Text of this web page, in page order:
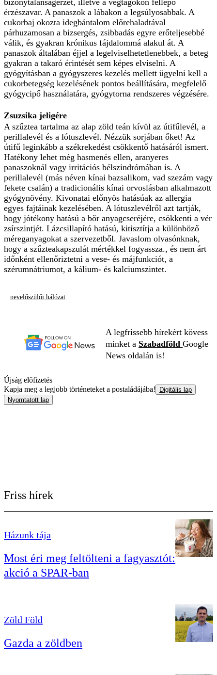
érzészavar. A panaszok a lábakon a legsúlyosabbak. A
cukorbaj okozta idegbántalom előrehaladtával
párhuzamosan a bizsergés, zsibbadás egyre erőteljesebbé
válik, és gyakran krónikus fájdalommá alakul át. A
panaszok általában éjjel a legelviselhetetlenebbek, a beteg
gyakran a takaró érintését sem képes elviselni. A
gyógyításban a gyógyszeres kezelés mellett ügyelni kell a
cukorbetegség kezelésének pontos beállítására, megfelelő
gyógycipő használatára, gyógytorna rendszeres végzésére.
Zsuzsika jeligére
A szűztea tartalma az alap zöld teán kívül az útifűlevél, a
perillalevél és a lótuszlevél. Nézzük sorjában őket! Az
útifű leginkább a székrekedést csökkentő hatásáról ismert.
Hatékony lehet még hasmenés ellen, aranyeres
panaszoknál vagy irritációs bélszindrómában is. A
perillalevél (más néven kínai bazsalikom, vad szezám vagy
fekete csalán) a tradicionális kínai orvoslásban alkalmazott
gyógynövény. Kivonatai előnyös hatásúak az allergia
egyes fajtáinak kezelésében. A lótuszlevélről azt tartják,
hogy jótékony hatású a bőr anyagcseréjére, csökkenti a vér
zsírszintjét. Lázcsillapító hatású, kitisztítja a különböző
méreganyagokat a szervezetből. Javaslom olvasónknak,
hogy a szűzteakapszulát mértékkel fogyassza., és nem árt
időnként ellenőriztetni a vese- és májfunkciót, a
szérumnátriumot, a kálium- és kalciumszintet.
nevelőszülői hálózat
A legfrissebb hírekért kövess
minket a Szabadföld Google
News oldalán is!
Újság előfizetés
Kapja meg a legjobb történeteket a postaládájába!
Digitális lap
Nyomtatott lap
Friss hírek
Házunk tája
Most éri meg feltölteni a fagyasztót:
akció a SPAR-ban
Zöld Föld
Gazda a zöldben